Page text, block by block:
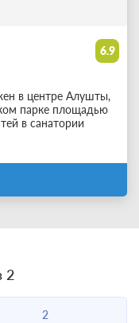
6.9
в центре Алушты,
парке площадью
в санатории
2
2